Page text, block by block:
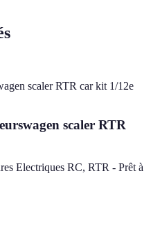
scaler RTR
Electriques RC, RTR - Prêt à